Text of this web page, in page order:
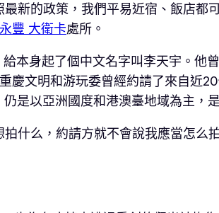
新的政策，我們平易近宿、飯店
豐 大衛卡處所。
本身起了個中文名字叫李天宇。他
重慶文明和游玩委曾經約請了來自近
是以亞洲國度和港澳臺地域為主，
什么，約請方就不會說我應當怎